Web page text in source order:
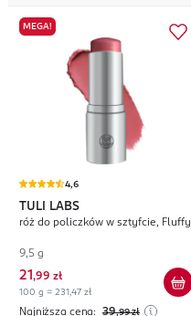
MEGA!
4,6
TULI LABS
róż do policzków w sztyfcie, Fluffy
9,5 g
21 ,99 zł
100 g = 231,47 zł
Najniższa cena: 39,99 zł